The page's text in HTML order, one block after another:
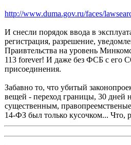
http://www.duma.gov.ru/faces/
И снесли порядок ввода в
регистрация, разрешение,
Праивтельства на уровень
113 forever! И даже без ФСБ с его
присоединения.
Забавно то, что убитый
вещей - переход границы, 30 дней
существенным,
14-ФЗ был только кусочком... Что,